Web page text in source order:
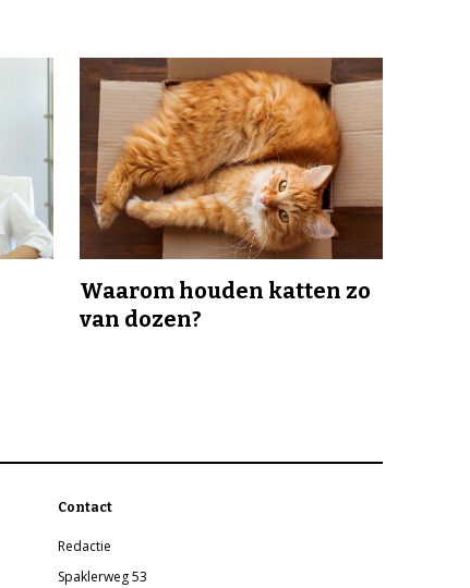
Waarom houden katten zo
van dozen?
Contact
Redactie
Spaklerweg 53